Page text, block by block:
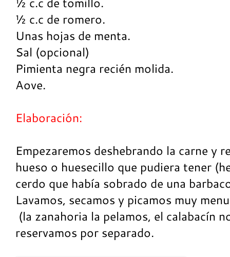
½ c.c de romero.
Unas hojas de menta.
Sal (opcional)
Pimienta negra recién molida.
Aove.
Elaboración:
Empezaremos deshebrando la carne y
hueso o huesecillo que pudiera tener
cerdo que había sobrado de una
Lavamos, secamos y picamos muy
(la zanahoria la pelamos, el calabacín
reservamos por separado.